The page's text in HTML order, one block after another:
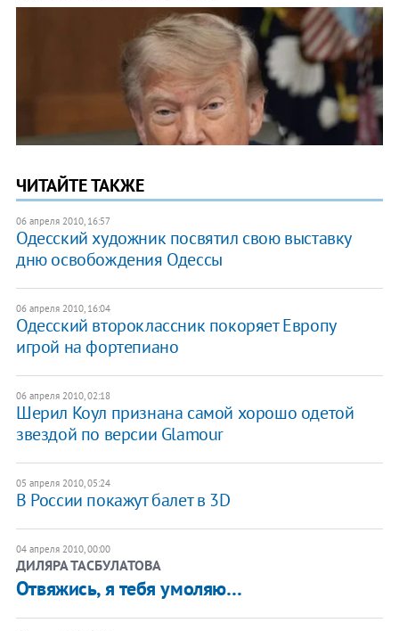
ЧИТАЙТЕ ТАКЖЕ
06 апреля 2010, 16:57
Одесский художник посвятил свою выставку
дню освобождения Одессы
06 апреля 2010, 16:04
Одесский второклассник покоряет Европу
игрой на фортепиано
06 апреля 2010, 02:18
Шерил Коул признана самой хорошо одетой
звездой по версии Glamour
05 апреля 2010, 05:24
В России покажут балет в 3D
04 апреля 2010, 00:00
ДИЛЯРА ТАСБУЛАТОВА
Отвяжись, я тебя умоляю…